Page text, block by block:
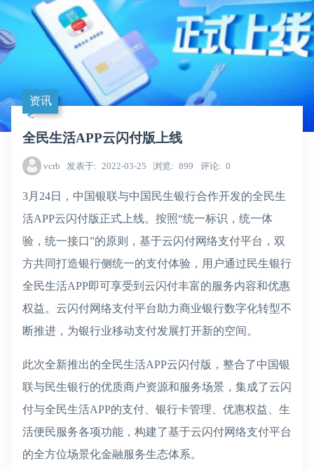
资讯
全民生活APP云闪付版上线
vcrb 发表于 2022-03-25 浏览 899 评论 0
3月24日，中国银联与中国民生银行合作开发的全民生
活APP云闪付版正式上线。按照“统一标识，统一体
验，统一接口”的原则，基于云闪付网络支付平台，双
方共同打造银行侧统一的支付体验，用户通过民生银行
全民生活APP即可享受到云闪付丰富的服务内容和优惠
权益。云闪付网络支付平台助力商业银行数字化转型不
断推进，为银行业移动支付发展打开新的空间。
此次全新推出的全民生活APP云闪付版，整合了中国银
联与民生银行的优质商户资源和服务场景，集成了云闪
付与全民生活APP的支付、银行卡管理、优惠权益、生
活便民服务各项功能，构建了基于云闪付网络支付平台
的全方位场景化金融服务生态体系。